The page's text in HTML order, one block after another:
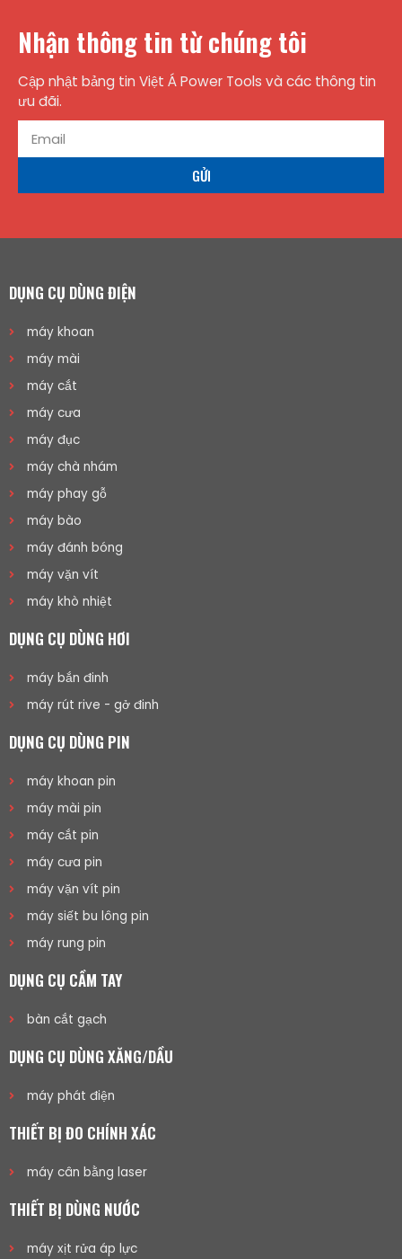
Nhận thông tin từ chúng tôi
Cập nhật bảng tin Việt Á Power Tools và các thông tin
ưu đãi.
GỬI
DỤNG CỤ DÙNG ĐIỆN
máy khoan
máy mài
máy cắt
máy cưa
máy đục
máy chà nhám
máy phay gỗ
máy bào
máy đánh bóng
máy vặn vít
máy khò nhiệt
DỤNG CỤ DÙNG HƠI
máy bắn đinh
máy rút rive - gở đinh
DỤNG CỤ DÙNG PIN
máy khoan pin
máy mài pin
máy cắt pin
máy cưa pin
máy vặn vít pin
máy siết bu lông pin
máy rung pin
DỤNG CỤ CẦM TAY
bàn cắt gạch
DỤNG CỤ DÙNG XĂNG/DẦU
máy phát điện
THIẾT BỊ ĐO CHÍNH XÁC
máy cân bằng laser
THIẾT BỊ DÙNG NƯỚC
máy xịt rửa áp lực